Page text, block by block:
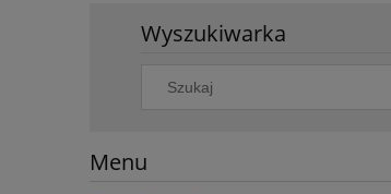
Wyszukiwarka
Menu